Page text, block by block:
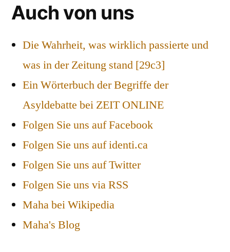
Auch von uns
Die Wahrheit, was wirklich passierte und
was in der Zeitung stand [29c3]
Ein Wörterbuch der Begriffe der
Asyldebatte bei ZEIT ONLINE
Folgen Sie uns auf Facebook
Folgen Sie uns auf identi.ca
Folgen Sie uns auf Twitter
Folgen Sie uns via RSS
Maha bei Wikipedia
Maha's Blog